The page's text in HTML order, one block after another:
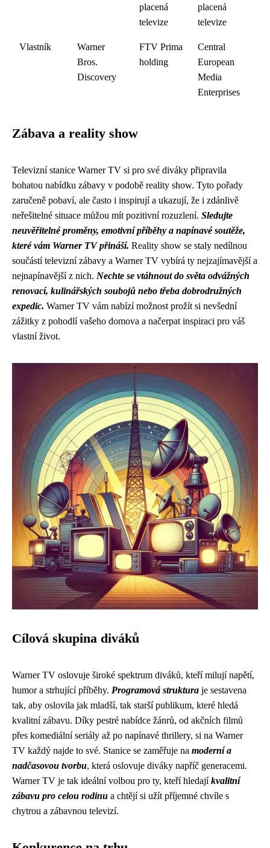
placená
televize
placená
televize
Vlastník
Warner
Bros.
Discovery
FTV Prima
holding
Central
European
Media
Enterprises
Zábava a reality show
Televizní stanice Warner TV si pro své diváky připravila
bohatou nabídku zábavy v podobě reality show. Tyto pořady
zaručeně pobaví, ale často i inspirují a ukazují, že i zdánlivě
neřešitelné situace můžou mít pozitivní rozuzlení. Sledujte
neuvěřitelné proměny, emotivní příběhy a napínavé soutěže,
které vám Warner TV přináší. Reality show se staly nedílnou
součástí televizní zábavy a Warner TV vybírá ty nejzajímavější a
nejnapínavější z nich. Nechte se vtáhnout do světa odvážných
renovací, kulinářských soubojů nebo třeba dobrodružných
expedic. Warner TV vám nabízí možnost prožít si nevšední
zážitky z pohodlí vašeho domova a načerpat inspiraci pro váš
vlastní život.
Cílová skupina diváků
Warner TV oslovuje široké spektrum diváků, kteří milují napětí,
humor a strhující příběhy. Programová struktura je sestavena
tak, aby oslovila jak mladší, tak starší publikum, které hledá
kvalitní zábavu. Díky pestré nabídce žánrů, od akčních filmů
přes komediální seriály až po napínavé thrillery, si na Warner
TV každý najde to své. Stanice se zaměřuje na moderní a
nadčasovou tvorbu, která oslovuje diváky napříč generacemi.
Warner TV je tak ideální volbou pro ty, kteří hledajíkvalitní
zábavu pro celou rodinu a chtějí si užít příjemné chvíle s
chytrou a zábavnou televizí.